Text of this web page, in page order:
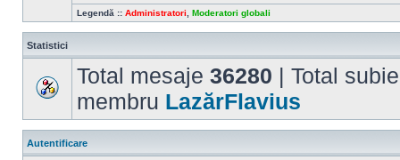
Legendă :: Administratori Moderatori globali
Statistici
Total mesaje 36280 | Total
membru LazărFlavius
Autentificare